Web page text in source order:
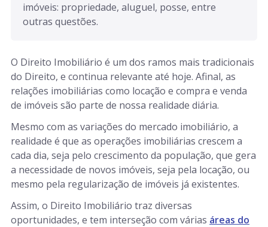
imóveis: propriedade, aluguel, posse, entre
outras questões.
O Direito Imobiliário é um dos ramos mais tradicionais
do Direito, e continua relevante até hoje. Afinal, as
relações imobiliárias como locação e compra e venda
de imóveis são parte de nossa realidade diária.
Mesmo com as variações do mercado imobiliário, a
realidade é que as operações imobiliárias crescem a
cada dia, seja pelo crescimento da população, que gera
a necessidade de novos imóveis, seja pela locação, ou
mesmo pela regularização de imóveis já existentes.
Assim, o Direito Imobiliário traz diversas
oportunidades, e tem interseção com várias áreas do